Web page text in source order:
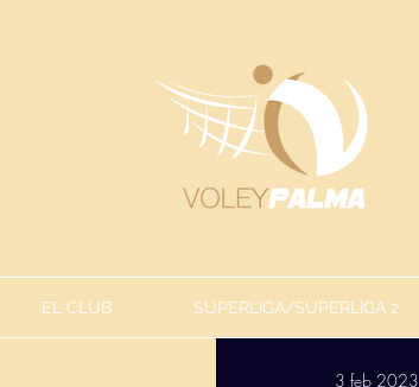
EL CLUB SUPERLIGA/SUPERLIGA 2
3 feb 2023